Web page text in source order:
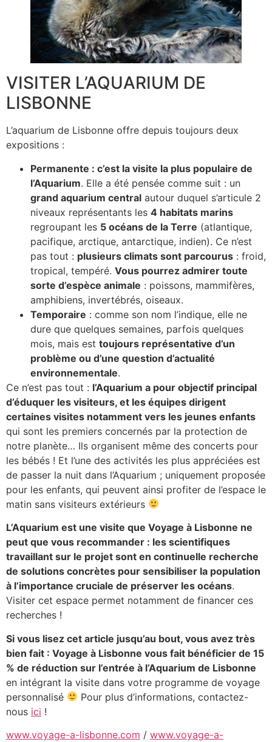
VISITER L’AQUARIUM DE
LISBONNE
L’aquarium de Lisbonne offre depuis toujours deux
expositions :
Permanente : c’est la visite la plus populaire de
l’Aquarium. Elle a été pensée comme suit : un
grand aquarium central autour duquel s’articule 2
niveaux représentants les 4 habitats marins
regroupant les 5 océans de la Terre (atlantique,
pacifique, arctique, antarctique, indien). Ce n’est
pas tout : plusieurs climats sont parcourus : froid,
tropical, tempéré. Vous pourrez admirer toute
sorte d’espèce animale : poissons, mammifères,
amphibiens, invertébrés, oiseaux.
Temporaire : comme son nom l’indique, elle ne
dure que quelques semaines, parfois quelques
mois, mais est toujours représentative d’un
problème ou d’une question d’actualité
environnementale.
Ce n’est pas tout : l’Aquarium a pour objectif principal
d’éduquer les visiteurs, et les équipes dirigent
certaines visites notamment vers les jeunes enfants
qui sont les premiers concernés par la protection de
notre planète… Ils organisent même des concerts pour
les bébés ! Et l’une des activités les plus appréciées est
de passer la nuit dans l’Aquarium ; uniquement proposée
pour les enfants, qui peuvent ainsi profiter de l’espace le
matin sans visiteurs extérieurs
L’Aquarium est une visite que Voyage à Lisbonne ne
peut que vous recommander : les scientifiques
travaillant sur le projet sont en continuelle recherche
de solutions concrètes pour sensibiliser la population
à l’importance cruciale de préserver les océans.
Visiter cet espace permet notamment de financer ces
recherches !
Si vous lisez cet article jusqu’au bout, vous avez très
bien fait : Voyage à Lisbonne vous fait bénéficier de 15
% de réduction sur l’entrée à l’Aquarium de Lisbonne
en intégrant la visite dans votre programme de voyage
personnalisé
Pour plus d’informations, contactez-
nous ici !
www.voyage-a-lisbonne.com / www.voyage-a-